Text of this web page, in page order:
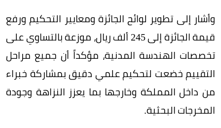
وأشار إلى تطوير لوائح الجائزة ومعايير التحكيم ورفع
قيمة الجائزة إلى 245 ألف ريال، موزعة بالتساوي على
تخصصات الهندسة المدنية، مؤكداً أن جميع مراحل
التقييم خضعت لتحكيم علمي دقيق بمشاركة خبراء
من داخل المملكة وخارجها بما يعزز النزاهة وجودة
المخرجات البحثية.